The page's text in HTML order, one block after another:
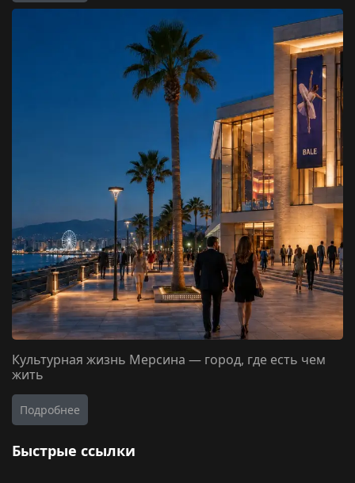
Культурная жизнь Мерсина — город, где есть чем
жить
Подробнее
Быстрые ссылки